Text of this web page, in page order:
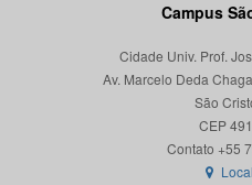
Campus
Cidade Univ. Prof.
Av. Marcelo Deda
São
CEP